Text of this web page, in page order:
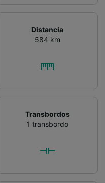
Distancia
584 km
Transbordos
1 transbordo